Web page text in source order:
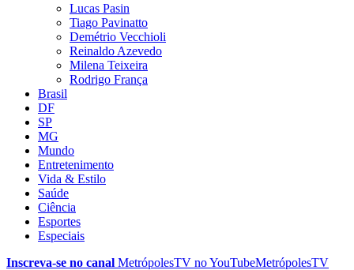
Lucas Pasin
Tiago Pavinatto
Demétrio Vecchioli
Reinaldo Azevedo
Milena Teixeira
Rodrigo França
Brasil
DF
SP
MG
Mundo
Entretenimento
Vida & Estilo
Saúde
Ciência
Esportes
Especiais
Inscreva-se no canal MetrópolesTV noYouTubeMetrópolesTV